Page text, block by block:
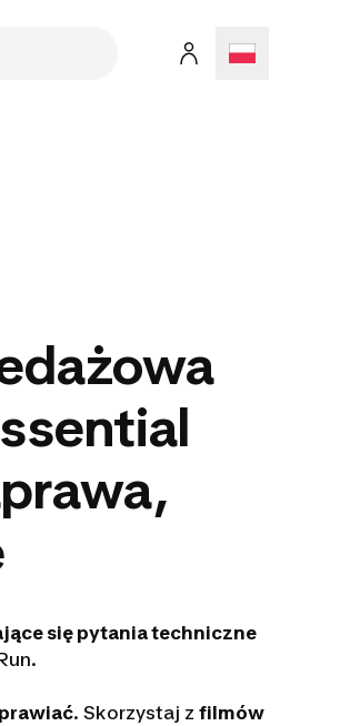
się pytania techniczne
. Skorzystaj z filmów